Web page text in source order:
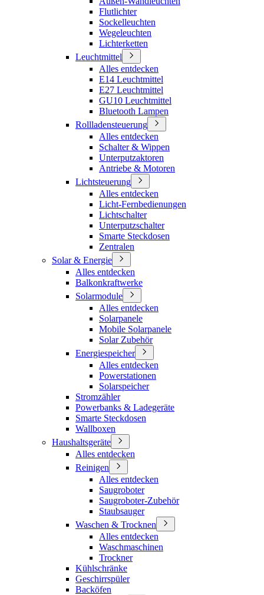
Flutlichter
Sockelleuchten
Wegeleuchten
Lichterketten
Leuchtmittel
Alles entdecken
E14 Leuchtmittel
E27 Leuchtmittel
GU10 Leuchtmittel
Bluetooth Lampen
Rollladensteuerung
Alles entdecken
Schalter & Wippen
Unterputzaktoren
Antriebe & Motoren
Lichtsteuerung
Alles entdecken
Licht-Fernbedienungen
Lichtschalter
Unterputzschalter
Smarte Steckdosen
Zentralen
Solar & Energie
Alles entdecken
Balkonkraftwerke
Solarmodule
Alles entdecken
Solarpanele
Mobile Solarpanele
Solar Zubehör
Energiespeicher
Alles entdecken
Powerstationen
Solarspeicher
Stromzähler
Powerbanks & Ladegeräte
Smarte Steckdosen
Wallboxen
Haushaltsgeräte
Alles entdecken
Reinigen
Alles entdecken
Saugroboter
Saugroboter-Zubehör
Staubsauger
Waschen & Trocknen
Alles entdecken
Waschmaschinen
Trockner
Kühlschränke
Geschirrspüler
Backöfen